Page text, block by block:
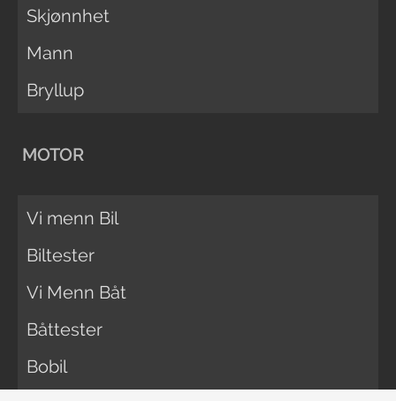
Skjønnhet
Mann
Bryllup
MOTOR
Vi menn Bil
Biltester
Vi Menn Båt
Båttester
Bobil